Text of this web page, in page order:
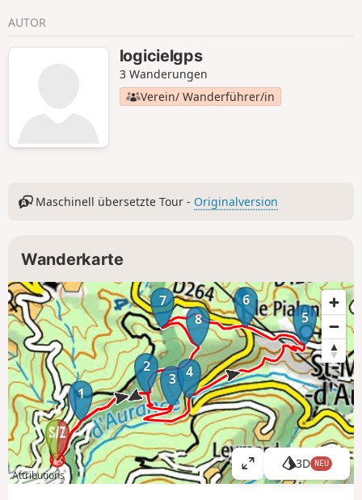
AUTOR
logicielgps
3 Wanderungen
Verein/ Wanderführer/in
Maschinell übersetzte Tour - Originalversion
Wanderkarte
1
2
3 4
5
6
7
8
Attributions
K
a
3D NEU